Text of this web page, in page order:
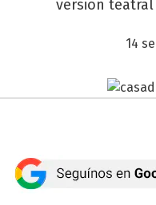
versión teatral
14